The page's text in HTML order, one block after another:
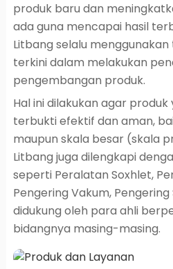
produk baru dan
ada guna mencapai hasil
Litbang selalu
terkini dalam melakukan
pengembangan produk.
Hal ini dilakukan agar produk
terbukti efektif dan aman,
maupun skala besar (skala
Litbang juga dilengkapi
seperti Peralatan Soxhlet,
Pengering Vakum,
didukung oleh para ahli
bidangnya masing-masing.